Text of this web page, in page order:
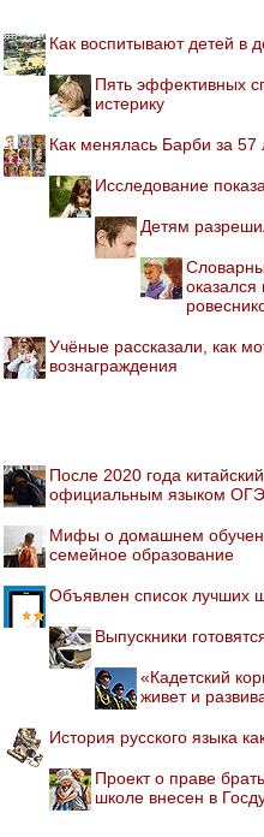
Как воспитывают детей в
Пять эффективных
истерику
Как менялась Барби за 57
Исследование
Детям
Учёные рассказали, как
вознаграждения
После 2020 года
официальным языком ОГЭ
Мифы о домашнем
семейное образование
Объявлен список лучших
Выпускники
«Кадетский
живет и
История русского языка
Проект о праве
школе внесен в